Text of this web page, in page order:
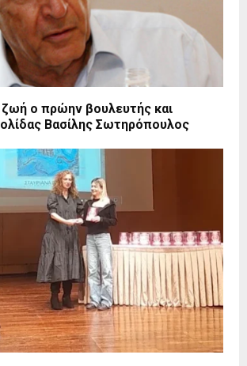
ο πρώην βουλευτής και
Βασίλης Σωτηρόπουλος